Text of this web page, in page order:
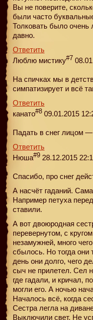
Вы не поверите,
были часто
Толковать было
давно.
Ответить
Люблю мистику#7
На спичках мы в
симпатизирует и всё
Ответить
канато#8 09.01.2015
Падать в снег лицом —
Ответить
Нюша#9 28.12.2015
Спасибо, про снег
А насчёт гаданий.
Например петуха
ставили.
А вот двоюродная
перевернутом, с
незамужней, много
сбылось. Но тогда они
день они долго, чего
сыч не прилетел. Сел
где гадали, и кричал,
могли его. А ночью
Началось всё, когда
Сестра легла на
Выключили свет. Не